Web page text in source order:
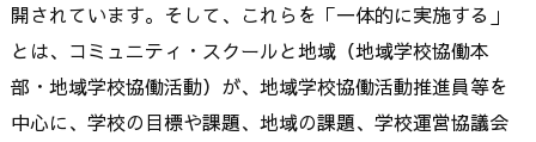
開されています。そして、これらを「一体的に実施する」
とは、コミュニティ・スクールと地域（地域学校協働本
部・地域学校協働活動）が、地域学校協働活動推進員等を
中心に、学校の目標や課題、地域の課題、学校運営協議会